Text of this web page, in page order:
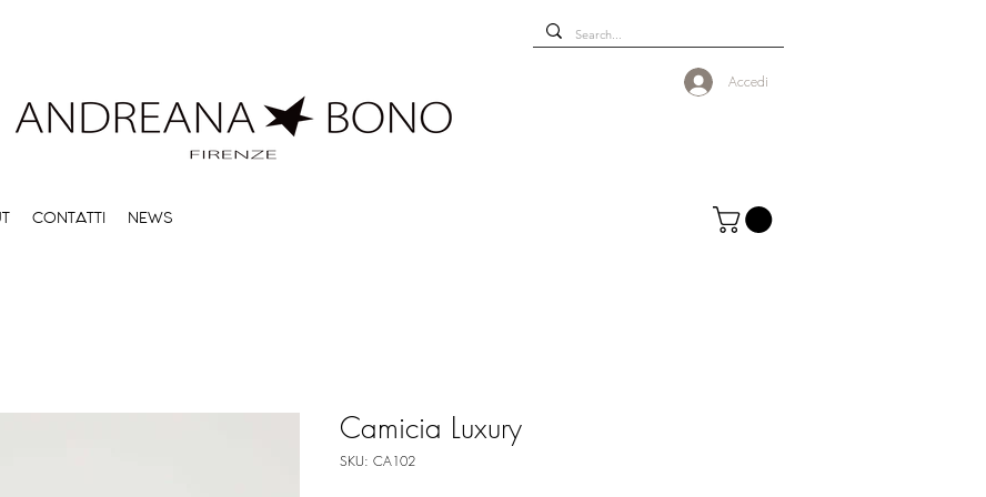
CONTATTI NEWS
Accedi
Camicia Luxury
SKU: CA102